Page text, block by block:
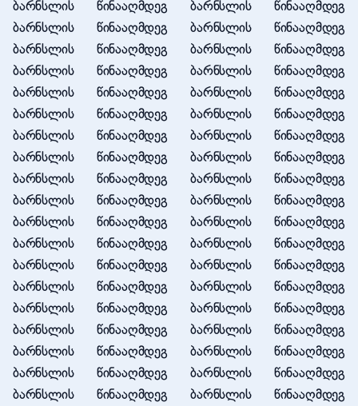
ბარნსლის წინააღმდეგ ბარნსლის წინააღმდეგ
ბარნსლის წინააღმდეგ ბარნსლის წინააღმდეგ
ბარნსლის წინააღმდეგ ბარნსლის წინააღმდეგ
ბარნსლის წინააღმდეგ ბარნსლის წინააღმდეგ
ბარნსლის წინააღმდეგ ბარნსლის წინააღმდეგ
ბარნსლის წინააღმდეგ ბარნსლის წინააღმდეგ
ბარნსლის წინააღმდეგ ბარნსლის წინააღმდეგ
ბარნსლის წინააღმდეგ ბარნსლის წინააღმდეგ
ბარნსლის წინააღმდეგ ბარნსლის წინააღმდეგ
ბარნსლის წინააღმდეგ ბარნსლის წინააღმდეგ
ბარნსლის წინააღმდეგ ბარნსლის წინააღმდეგ
ბარნსლის წინააღმდეგ ბარნსლის წინააღმდეგ
ბარნსლის წინააღმდეგ ბარნსლის წინააღმდეგ
ბარნსლის წინააღმდეგ ბარნსლის წინააღმდეგ
ბარნსლის წინააღმდეგ ბარნსლის წინააღმდეგ
ბარნსლის წინააღმდეგ ბარნსლის წინააღმდეგ
ბარნსლის წინააღმდეგ ბარნსლის წინააღმდეგ
ბარნსლის წინააღმდეგ ბარნსლის წინააღმდეგ
ბარნსლის წინააღმდეგ ბარნსლის წინააღმდეგ